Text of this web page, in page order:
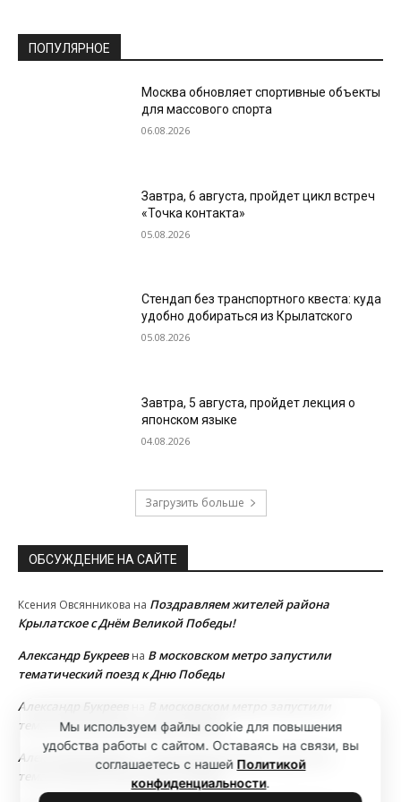
ПОПУЛЯРНОЕ
Москва обновляет спортивные объекты
для массового спорта
06.08.2026
Завтра, 6 августа, пройдет цикл встреч
«Точка контакта»
05.08.2026
Стендап без транспортного квеста: куда
удобно добираться из Крылатского
05.08.2026
Завтра, 5 августа, пройдет лекция о
японском языке
04.08.2026
Загрузить больше
ОБСУЖДЕНИЕ НА САЙТЕ
Ксения Овсянникова на Поздравляем жителей района
Крылатское с Днём Великой Победы!
Александр Букреевна В московском метро запустили
тематический поезд к Дню Победы
Александр Букреев
В московском метро запустили
тематический поезд к Дню Победы
Александр Букреев
В московском метро запустили
тематический поезд к Дню Победы
Мы используем файлы cookie для повышения
удобства работы с сайтом. Оставаясь на связи, вы
соглашаетесь с нашей Политикой
конфиденциальности.